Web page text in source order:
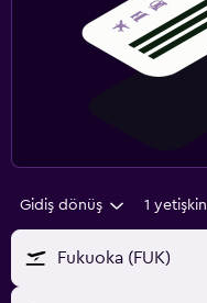
Gidiş dönüş 1 yetişkin
Fukuoka (FUK)